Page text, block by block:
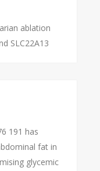
ablation
SLC22A13
191 has
fat in
glycemic